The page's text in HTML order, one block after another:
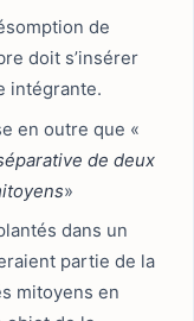
de
doit s’insérer
intégrante.
en outre que «
de deux
»
dans un
partie de la
mitoyens en